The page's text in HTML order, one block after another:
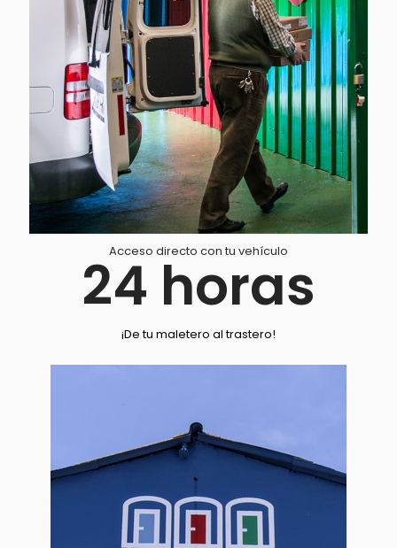
Acceso directo con tu vehículo
24 horas
¡De tu maletero al trastero!